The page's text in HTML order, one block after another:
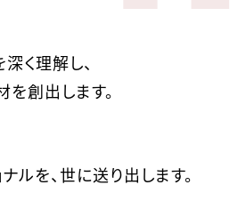
く理解し、
創出します。
を、世に送り出します。